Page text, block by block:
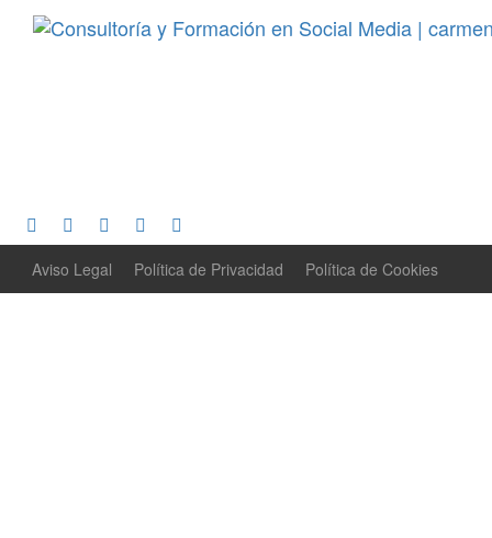
Aviso Legal Política de Privacidad Política de Cookies